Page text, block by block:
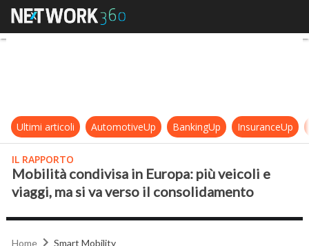
Mobilità condivisa in Europa: più
Ultimi articoli AutomotiveUp BankingUp InsuranceUp
IL RAPPORTO
Mobilità condivisa in Europa: più veicoli e
viaggi, ma si va verso il consolidamento
Home Smart Mobility